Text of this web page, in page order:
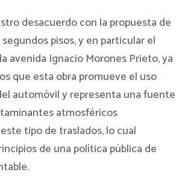
desacuerdo con la propuesta de
pisos, y en particular el
avenida Ignacio Morones Prieto, ya
que esta obra promueve el uso
automóvil y representa una fuente
atmosféricos
tipo de traslados, lo cual
de una política pública de